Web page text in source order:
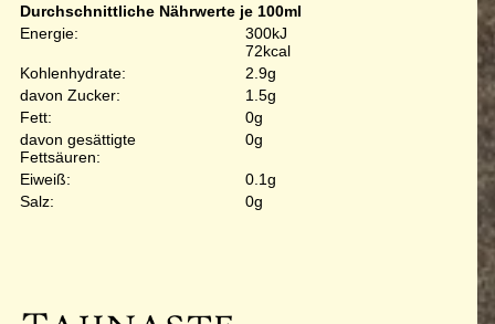
Durchschnittliche Nährwerte je 100ml
Energie:
300kJ
72kcal
Kohlenhydrate:
2.9g
davon Zucker:
1.5g
Fett:
0g
davon gesättigte
Fettsäuren:
0g
Eiweiß:
0.1g
Salz:
0g